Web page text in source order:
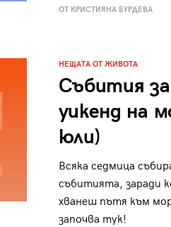
ОТ КРИСТИЯНА БУРДЕВА
НЕЩАТА ОТ ЖИВОТА
Събития
уикенд на
юли)
Всяка седмица
събитията, заради
хванеш пътя към
започва тук!